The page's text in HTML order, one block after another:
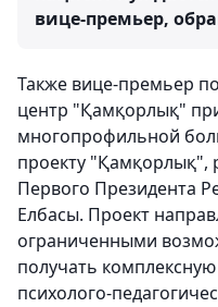
вице-премьер,
Также вице-премьер
центр "Қамқорлық"
многопрофильной
проекту
Первого Президента
Елбасы. Проект
ограниченными
получать
психолого-